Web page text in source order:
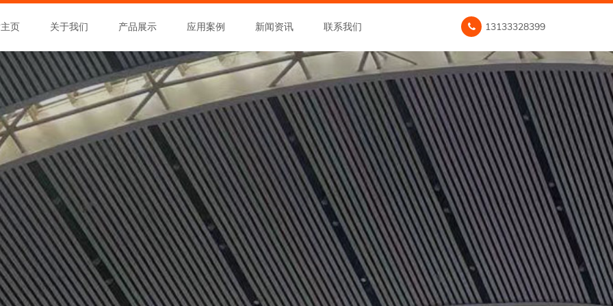
页 关于我们 产品展示 应用案例 新闻资讯 联系我们 13133328399